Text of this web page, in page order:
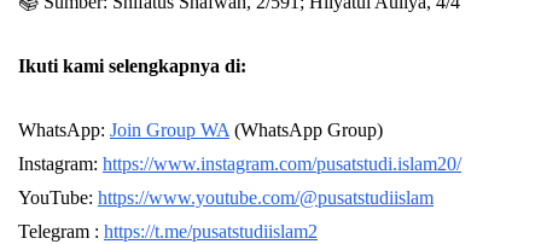
Ikuti kami selengkapnya di:
WhatsApp: Join Group WA (WhatsApp Group)
Instagram: https://www.instagram.com/pusatstudi.islam20/
YouTube: https://www.youtube.com/@pusatstudiislam
Telegram : https://t.me/pusatstudiislam2